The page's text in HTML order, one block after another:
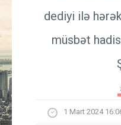
dediyi ilə
müsbət
1 Mart 2024